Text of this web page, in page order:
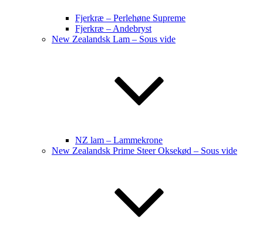
Fjerkræ – Perlehøne Supreme
Fjerkræ – Andebryst
New Zealandsk Lam – Sous vide
NZ lam – Lammekrone
New Zealandsk Prime Steer Oksekød – Sous vide